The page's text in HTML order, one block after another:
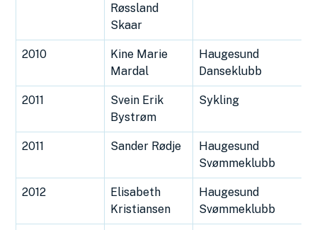
Røssland
Skaar
2010
Kine Marie
Mardal
Haugesund
Danseklubb
2011
Svein Erik
Bystrøm
Sykling
2011 Sander Rødje
Haugesund
Svømmeklubb
2012
Elisabeth
Kristiansen
Haugesund
Svømmeklubb